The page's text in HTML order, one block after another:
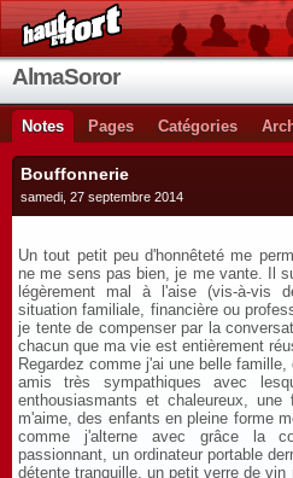
AlmaSoror
Notes Pages Catégories
Bouffonnerie
samedi, 27 septembre 2014
Un tout petit peu d'honnêteté me
ne me sens pas bien, je me vante. Il
légèrement mal à l'aise (vis-à-vis
situation familiale, financière ou
je tente de compenser par la
chacun que ma vie est entièrement
Regardez comme j'ai une belle
amis très sympathiques avec
enthousiasmants et chaleureux,
m'aime, des enfants en pleine forme
comme j'alterne avec grâce la
passionnant, un ordinateur portable
détente tranquille, un petit verre de